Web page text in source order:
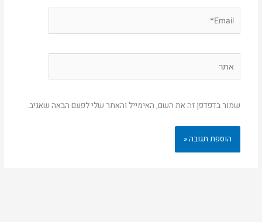
שמור בדפדפן זה את השם, האימייל והאתר שלי לפעם הבאה שאגיב.